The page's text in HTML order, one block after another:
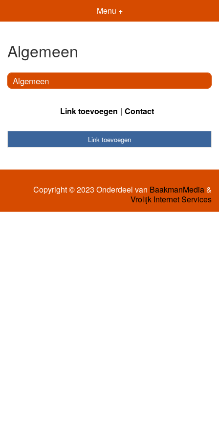
Menu +
Algemeen
Algemeen
Link toevoegen Contact
Link toevoegen
Copyright © 2023 Onderdeel van BaakmanMedia&
Vrolijk Internet Services